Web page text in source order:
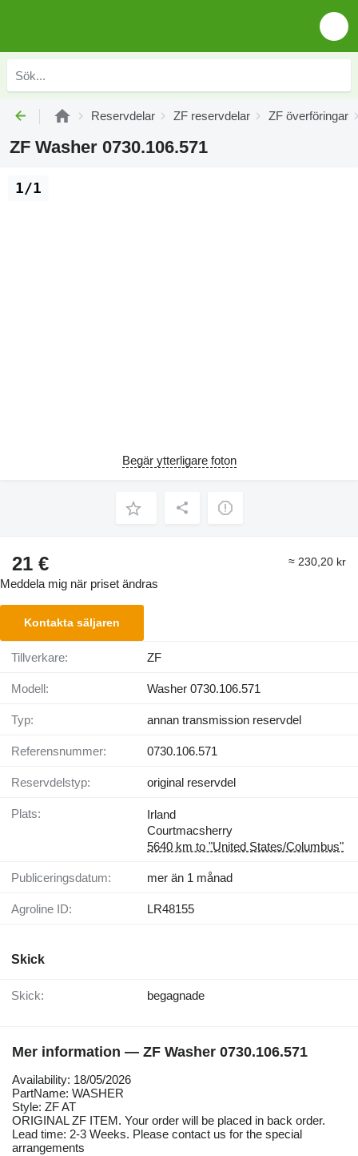
Reservdelar ZF reservdelar ZF överföringar
ZF Washer 0730.106.571
1/1
Begär ytterligare foton
21 € ≈ 230,20 kr
Meddela mig när priset ändras
Kontakta säljaren
Tillverkare: ZF
Modell: Washer 0730.106.571
Typ: annan transmission reservdel
Referensnummer: 0730.106.571
Reservdelstyp: original reservdel
Plats:
Irland
Courtmacsherry
5640 km to "United States/Columbus"
Publiceringsdatum: mer än 1 månad
Agroline ID: LR48155
Skick
Skick: begagnade
Mer information — ZF Washer 0730.106.571
Availability: 18/05/2026
PartName: WASHER
Style: ZF AT
ORIGINAL ZF ITEM. Your order will be placed in back order.
Lead time: 2-3 Weeks. Please contact us for the special
arrangements